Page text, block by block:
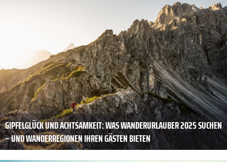
GIPFELGLÜCK UND ACHTSAMKEIT: WAS WANDERURLAUBER 2025 SUCHEN
– UND WANDERREGIONEN IHREN GÄSTEN BIETEN